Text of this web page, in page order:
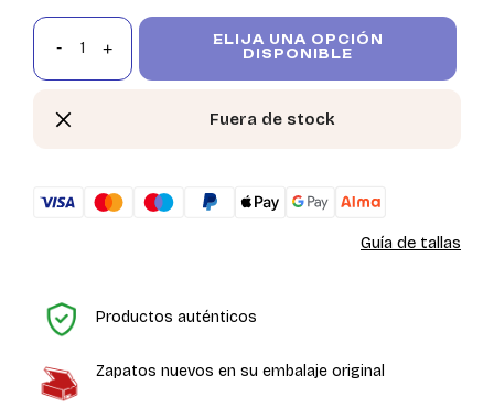
ELIJA UNA OPCIÓN
DISPONIBLE
Fuera de stock
Guía de tallas
Productos auténticos
Zapatos nuevos en su embalaje original